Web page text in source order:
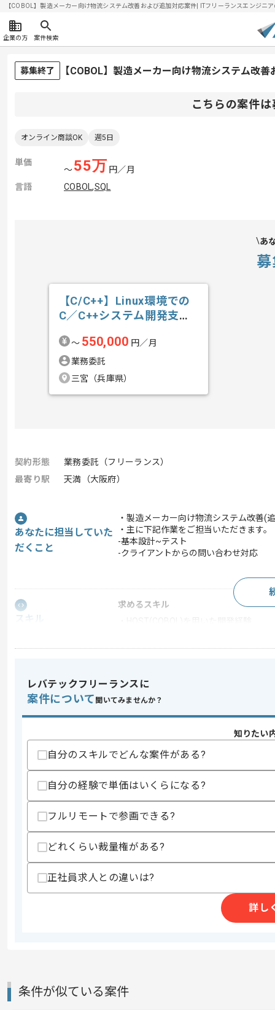
【COBOL】製造メーカー向け物流システム改善および追加対応案件| ITフリーランスエンジ
企業の方 案件検索
募集終了 【COBOL】製造メーカー向け物流システム改
こちらの案件
オンライン商談OK 週5日
単価
〜55万 円／月
言語
COBOL,SQL
あ
【C/C++】Linux環境での
C／C++システム開発支援
〜 550,000 円／月
業務委託
三宮（兵庫県）
契約形態
業務委託（フリーランス）
最寄り駅
天満（大阪府）
あなたに担当していた
だくこと
・製造メーカー向け物流システム改善(
・主に下記作業をご担当いただきます。
-基本設計~テスト
-クライアントからの問い合わせ対応
スキル
求めるスキル
精算・お支払い
精算条件
有
精算基準時間
その他募集要項
商談回数
COBOLでの開発経験を活かすことがで
レバテックフリーランスに
案件について 聞いてみませんか？
知りたい
自分のスキルでどんな案件がある?
自分の経験で単価はいくらになる?
フルリモートで参画できる?
どれくらい裁量権がある?
正社員求人との違いは?
詳し
条件が似ている案件